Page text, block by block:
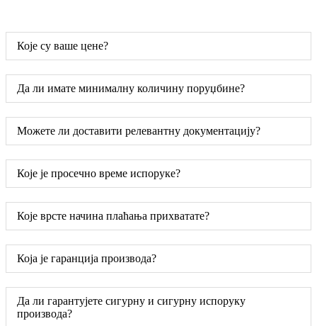
Које су ваше цене?
Да ли имате минималну количину поруџбине?
Можете ли доставити релевантну документацију?
Које је просечно време испоруке?
Које врсте начина плаћања прихватате?
Која је гаранција производа?
Да ли гарантујете сигурну и сигурну испоруку
производа?